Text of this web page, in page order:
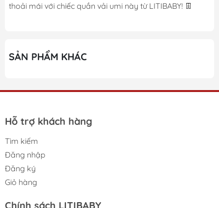
thoải mái với chiếc quần vải umi này từ LITIBABY! 👖
SẢN PHẨM KHÁC
Hỗ trợ khách hàng
Tìm kiếm
Đăng nhập
Đăng ký
Giỏ hàng
Chính sách LITIBABY